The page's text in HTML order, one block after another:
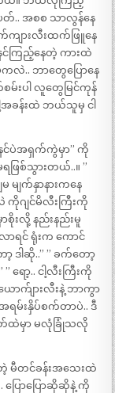
.. အစစ သာလွန်နေ
ျားလီးထက်ဖြူနေ
င်ကြည့်နေတဲ့ ကားထဲ
လဲ.. ဘာတွေပြောနေ
မ်းပါ လူတွေမြင်ကုန်
ါ့အခန်းထဲ ဘယ်သူမှ ငါ
င်ပဲအရှက်ကွဲမှာ” ကို
ဖြစ်သွားတယ်..။ ”
မျက်နှာနားကနေ
ကိုဂျင်မိလီးကြီးကို
စိုးလို့ နည်းနည်းမူ
ာရင် ရုံးက ကောင်
ဒါဆို..” ” ခက်တော့
ရော့.. ငါ့လီးကြီးကို
ယောက်ျားလီးနဲ့ ဘာကွာ
မ်းနှိပ်စက်တာပဲ.. ဒီ
တ်ထဲမှာ မလုံခြုံသလို
မီတင်ခန်းအသေးထဲ
ြောပြောဆိုဆိုနဲ့ ကို